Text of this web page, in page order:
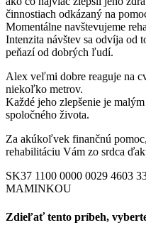
činnostiach odkázaný na
Momentálne navštevujeme
Intenzita návštev sa odvíja od
peňazí od dobrých ľudí.
Alex veľmi dobre reaguje na
niekoľko metrov.
Každé jeho zlepšenie je
spoločného života.
Za akúkoľvek finančnú
rehabilitáciu Vám zo srdca
SK37 1100 0000 0029 4603
MAMINKOU
Zdieľať tento príbeh,